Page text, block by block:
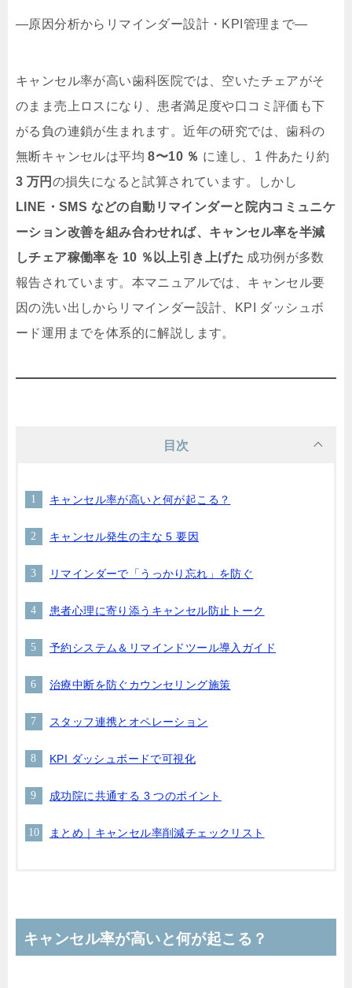
—原因分析からリマインダー設計・KPI管理まで—
キャンセル率が高い歯科医院では、空いたチェアがそ
のまま売上ロスになり、患者満足度や口コミ評価も下
がる負の連鎖が生まれます。近年の研究では、歯科の
無断キャンセルは平均8〜10 ％ に達し、1 件あたり約
3 万円 の損失になると試算されています。しかし
LINE・SMS などの自動リマインダーと院内コミュニケ
ーション改善を組み合わせれば、キャンセル率を半減
しチェア稼働率を 10 ％以上引き上げた 成功例が多数
報告されています。本マニュアルでは、キャンセル要
因の洗い出しからリマインダー設計、KPI ダッシュボ
ード運用までを体系的に解説します。
目次
キャンセル率が高いと何が起こる？
キャンセル発生の主な 5 要因
リマインダーで「うっかり忘れ」を防ぐ
患者心理に寄り添うキャンセル防止トーク
予約システム＆リマインドツール導入ガイド
治療中断を防ぐカウンセリング施策
スタッフ連携とオペレーション
KPI ダッシュボードで可視化
成功院に共通する 3 つのポイント
まとめ｜キャンセル率削減チェックリスト
キャンセル率が高いと何が起こる？